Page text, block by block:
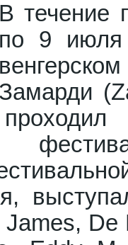
В течение
по 9 июля
Замарди
De